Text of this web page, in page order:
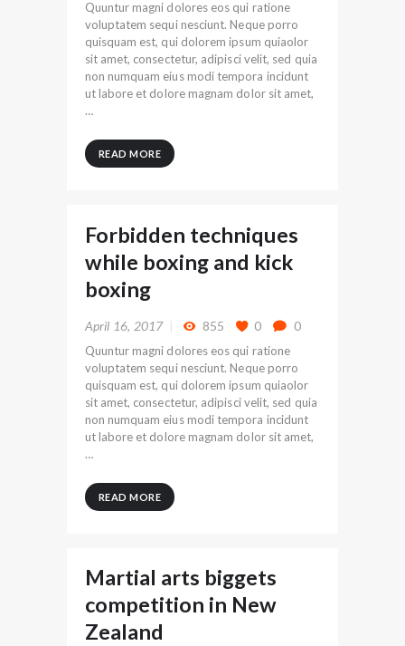
Quuntur magni dolores eos qui ratione
voluptatem sequi nesciunt. Neque porro
quisquam est, qui dolorem ipsum quiaolor
sit amet, consectetur, adipisci velit, sed quia
non numquam eius modi tempora incidunt
ut labore et dolore magnam dolor sit amet,
…
READ MORE
Forbidden techniques
while boxing and kick
boxing
April 16, 2017 855 0 0
Quuntur magni dolores eos qui ratione
voluptatem sequi nesciunt. Neque porro
quisquam est, qui dolorem ipsum quiaolor
sit amet, consectetur, adipisci velit, sed quia
non numquam eius modi tempora incidunt
ut labore et dolore magnam dolor sit amet,
…
READ MORE
Martial arts biggets
competition in New
Zealand